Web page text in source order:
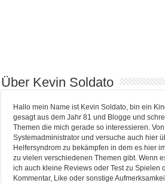
Über Kevin Soldato
Hallo mein Name ist Kevin Soldato, bin ein
gesagt aus dem Jahr 81 und Blogge und
Themen die mich gerade so interessieren.
Systemadministrator und versuche auch hier
Helfersyndrom zu bekämpfen in dem es hier
zu vielen verschiedenen Themen gibt. Wenn
ich auch kleine Reviews oder Test zu Spielen
Kommentar, Like oder sonstige